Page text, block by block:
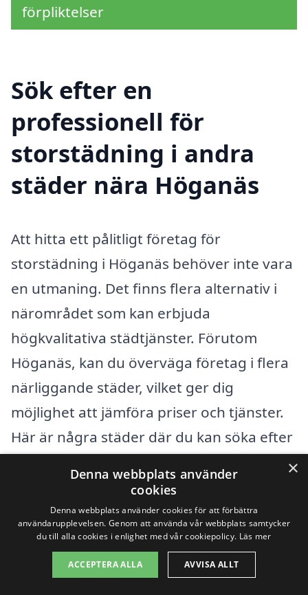
förpliktelser
Sök efter en
professionell för
storstädning i andra
städer nära Höganäs
Att hitta ett pålitligt företag för
storstädning i Höganäs behöver inte vara
en utmaning. Det finns flera alternativ i
närområdet som kan erbjuda
högkvalitativa städtjänster. Förutom
Höganäs, kan du överväga företag i flera
närliggande städer, vilket ger dig
möjlighet att jämföra priser och tjänster.
Här är några städer där du kan söka efter
Ängelholm
Mölle
Jonstorp
×
Denna webbplats använder
cookies
Denna webbplats använder cookies för att förbättra
användarupplevelsen. Genom att använda vår webbplats samtycker
du till alla cookies i enlighet med vår cookiepolicy. Läs mer
ACCEPTERA ALLA AVVISA ALLT